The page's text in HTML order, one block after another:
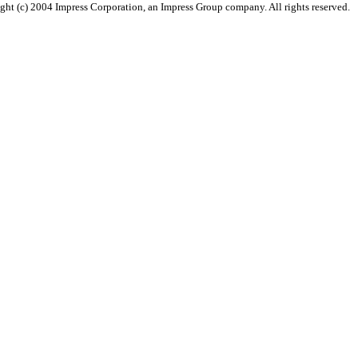
(c) 2004 Impress Corporation, an Impress Group company. All rights reserved.